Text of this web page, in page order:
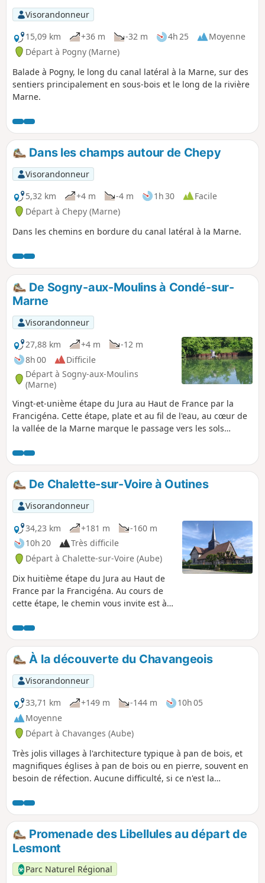
Visorandonneur
15,09 km
+36 m -32 m 4h 25
Moyenne
Départ à Pogny (Marne)
Balade à Pogny, le long du canal latéral à la Marne, sur des
sentiers principalement en sous-bois et le long de la rivière
Marne.
Dans les champs autour de Chepy
Visorandonneur
5,32 km
+4 m -4 m 1h 30
Facile
Départ à Chepy (Marne)
Dans les chemins en bordure du canal latéral à la Marne.
De Sogny-aux-Moulins à Condé-sur-
Marne
Visorandonneur
27,88 km
+4 m
-12 m
8h 00
Difficile
Départ à Sogny-aux-Moulins
(Marne)
Vingt-et-unième étape du Jura au Haut de France par la
Francigéna. Cette étape, plate et au fil de l'eau, au cœur de
la vallée de la Marne marque le passage vers les sols
Châlons-en-Champagne, profitez de votre passage pour
visiter la Collégiale Notre-Dame-en-Vaux, inscrite au
Patrimoine mondial de l’UNESCO au titre des Chemins de
Saint-Jacques-de-Compostelle. Puis vous continuez en
longeant majoritairement le Canal Latéral à la Marne. Ici,
les étangs sont rois et témoignent de l’exploitation de
gravières afin d’alimenter les chantiers locaux en matière
première.
De Chalette-sur-Voire à Outines
Visorandonneur
34,23 km
+181 m
-160 m
10h 20
Très difficile
Départ à Chalette-sur-Voire (Aube)
Dix huitième étape du Jura au Haut de
France par la Francigéna. Au cours de
cette étape, le chemin vous invite est à
l’église présente, fait exceptionnel, une
crypte. Un peu plus loin le parcours
vous permettra d'admirer deux des plus
belles églises à pans de bois. Si
l’architecture à pans de bois est
courante, son emploi dans l’architecture
religieuse reste original. Chemin
faisant, vous découvrez celle de Bailly-
le-Franc, une des plus attachante de
part ses dimensions et la variété des
décorations suivie de celle d’Outines la
plus monumental et la plus vaste de
tous les sanctuaires champenois à pans
du Lac de Der, entouré d’une nature
généreuse, ce lac possède des zones de
quiétudes réservées aux 300 espèces
d'oiseaux recensées à ce jour. Une
occasion de partager avec les chasseurs
d'image cachés dans les observatoires
ornithologiques pour les espionner.
À la découverte du Chavangeois
Visorandonneur
33,71 km
+149 m -144 m
10h 05
Moyenne
Départ à Chavanges (Aube)
Très jolis villages à l'architecture typique à pan de bois, et
magnifiques églises à pan de bois ou en pierre, souvent en
besoin de réfection. Aucune difficulté, si ce n'est la
Promenade des Libellules au départ de
Lesmont
Parc Naturel Régional